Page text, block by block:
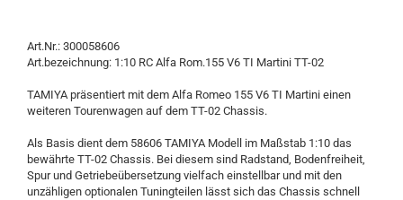
Art.Nr.: 300058606
Art.bezeichnung: 1:10 RC Alfa Rom.155 V6 TI Martini TT-02
TAMIYA präsentiert mit dem Alfa Romeo 155 V6 TI Martini einen
weiteren Tourenwagen auf dem TT-02 Chassis.
Als Basis dient dem 58606 TAMIYA Modell im Maßstab 1:10 das
bewährte TT-02 Chassis. Bei diesem sind Radstand, Bodenfreiheit,
Spur und Getriebeübersetzung vielfach einstellbar und mit den
unzähligen optionalen Tuningteilen lässt sich das Chassis schnell